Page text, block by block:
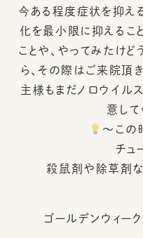
今ある程度症状を抑え
化を最小限に抑えるこ
ことや、やってみたけど
ら、その際はご来院頂
主様もまだノロウイル
意して
～この
チュ
殺鼠剤や除草剤
ゴールデンウィー